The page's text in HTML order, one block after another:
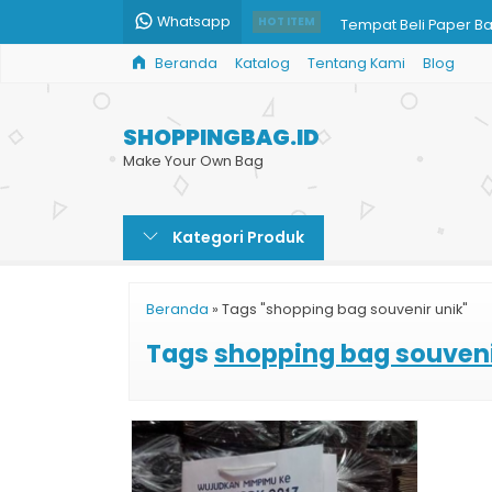
Whatsapp HOT ITEM Tempat Beli Paper
Tas Kertas Paper Bag
Paper Bag Souvenir
Cetak Kantong
Jual Paper Bag
Beranda Katalog Tentang Kami Blog
SHOPPINGBAG.ID
Make Your Own Bag
Kategori Produk
Beranda » Tags "shopping bag souvenir unik"
Tagsshopping bag